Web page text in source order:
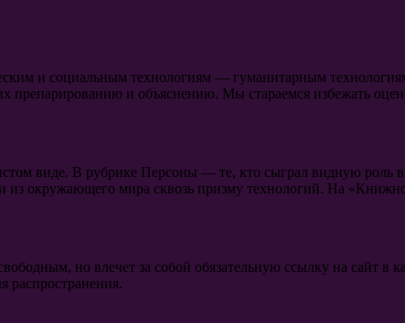
и социальным технологиям — гуманитарным
и объяснению. Мы стараемся избежать
виде. В рубрике Персоны — те, кто сыграл видную роль
окружающего мира сквозь призму технологий. На
но влечет за собой обязательную ссылку на сайт
распространения.